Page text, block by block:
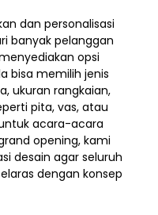
dan personalisasi
banyak pelanggan
opsi
bisa memilih jenis
ukuran rangkaian,
pita, vas, atau
acara-acara
opening, kami
desain agar seluruh
dengan konsep